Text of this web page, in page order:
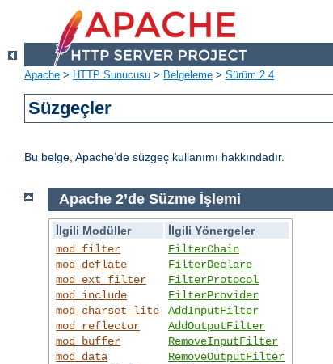
Apache > HTTP Sunucusu > Belgeleme > Sürüm 2.4
Süzgeçler
Bu belge, Apache’de süzgeç kullanımı hakkındadır.
Apache 2’de Süzme İşlemi
İlgili Modüller
İlgili Yönergeler
mod_filter
mod_deflate
mod_ext_filter
mod_include
mod_charset_lite
mod_reflector
mod_buffer
mod_data
FilterChain
FilterDeclare
FilterProtocol
FilterProvider
AddInputFilter
AddOutputFilter
RemoveInputFilter
RemoveOutputFilter